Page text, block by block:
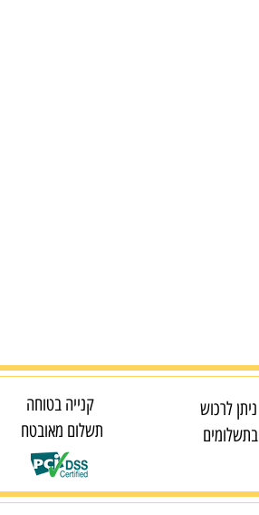
ניתן לרכוש
בתשלומים
קנייה בטוחה
תשלום מאובטח